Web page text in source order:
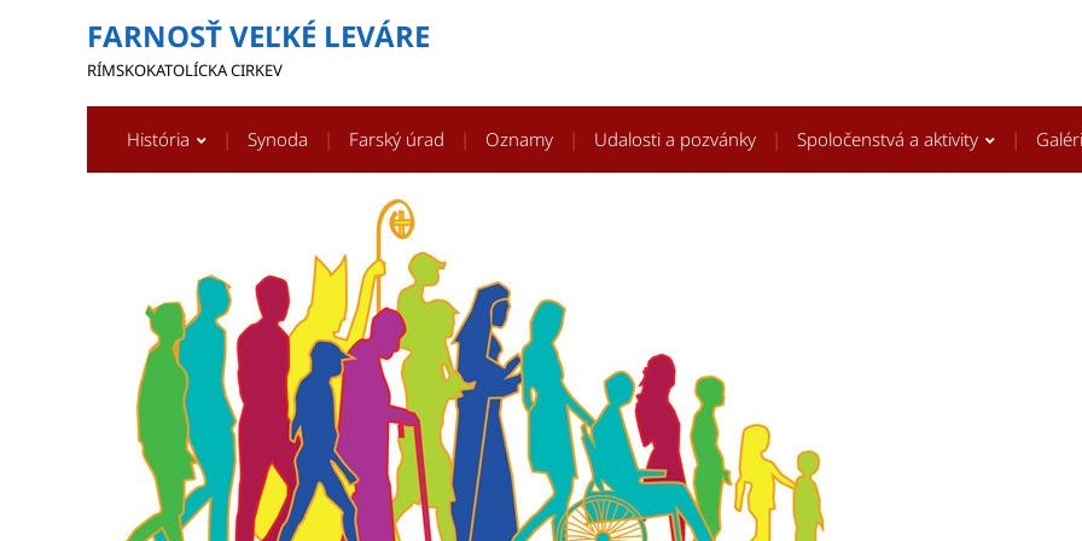
FARNOSŤ VEĽKÉ LEVÁRE
RÍMSKOKATOLÍCKA CIRKEV
História Synoda Farský úrad Oznamy Udalosti a pozvánky Spoločenstvá a aktivity